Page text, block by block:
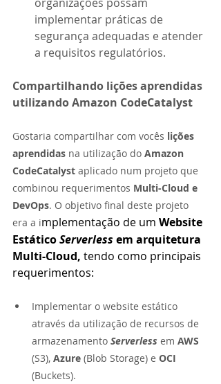
implementar práticas de
segurança adequadas e atender
a requisitos regulatórios.
Compartilhando lições aprendidas
utilizando Amazon CodeCatalyst
Gostaria compartilhar com vocês lições
aprendidas na utilização do Amazon
CodeCatalyst aplicado num projeto que
combinou requerimentos Multi-Cloud e
DevOps. O objetivo final deste projeto
era a implementação de um Website
Estático Serverless em arquitetura
Multi-Cloud, tendo como principais
requerimentos:
Implementar o website estático
através da utilização de recursos de
armazenamento Serverless em AWS
(S3), Azure (Blob Storage) e OCI
(Buckets).